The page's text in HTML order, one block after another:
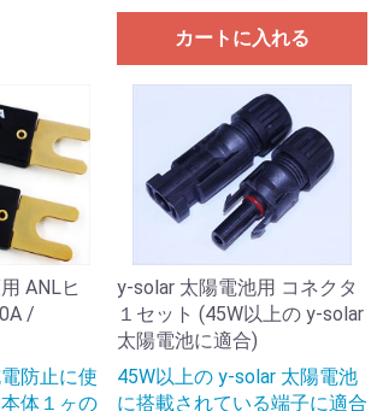
カートに入れる
ANLヒ
/
防止に使
体１ヶの
y-solar 太陽電池用 コネクタ
１セット (45W以上の y-solar
太陽電池に適合)
45W以上の y-solar 太陽電池
に搭載されている端子に適合